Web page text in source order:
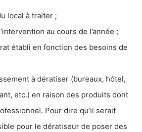
local à traiter ;
au cours de l’année ;
établi en fonction des besoins de
à dératiser (bureaux, hôtel,
etc.) en raison des produits dont
Pour dire qu’il serait
pour le dératiseur de poser des